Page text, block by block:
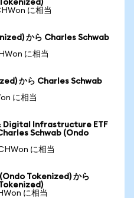
に相当
から Charles Schwab
に相当
から Charles Schwab
に相当
Digital Infrastructure ETF
Schwab (Ondo
に相当
Tokenized) から
に相当